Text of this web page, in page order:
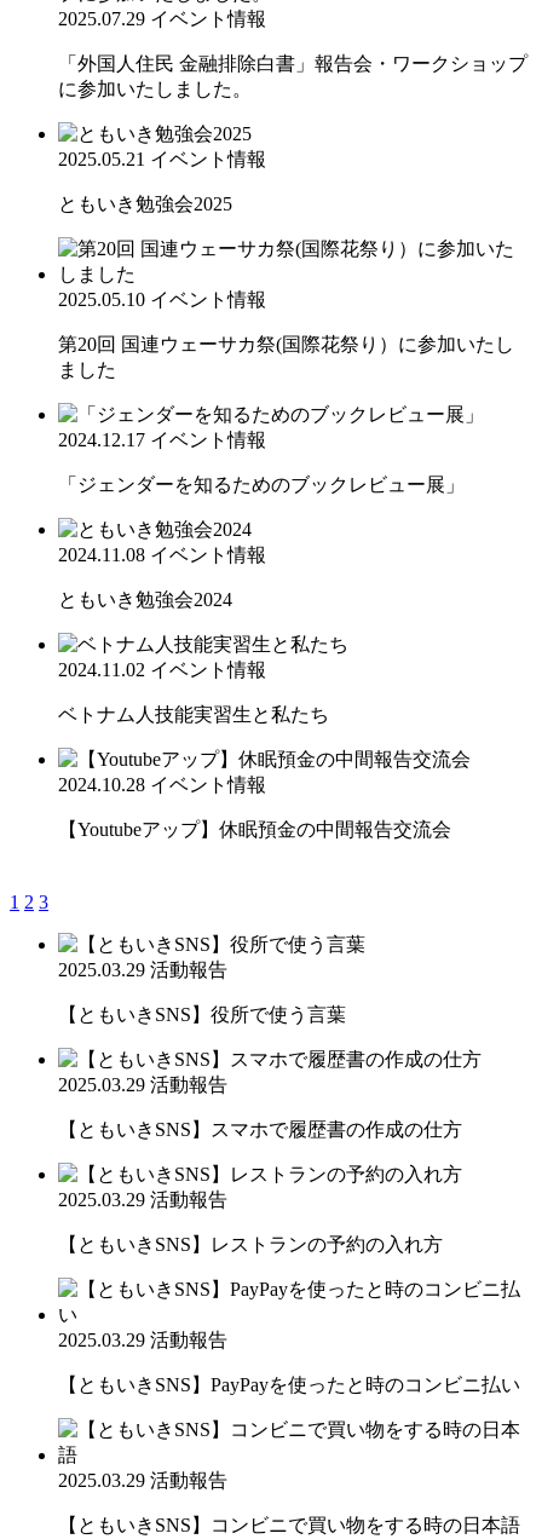
2025.07.29 イベント情報
「外国人住民 金融排除白書」報告会・ワークショップ
に参加いたしました。
2025.05.21 イベント情報
ともいき勉強会2025
2025.05.10 イベント情報
第20回 国連ウェーサカ祭(国際花祭り）に参加いたし
ました
2024.12.17 イベント情報
「ジェンダーを知るためのブックレビュー展」
2024.11.08 イベント情報
ともいき勉強会2024
2024.11.02 イベント情報
ベトナム人技能実習生と私たち
2024.10.28 イベント情報
【Youtubeアップ】休眠預金の中間報告交流会
1 2 3
2025.03.29 活動報告
【ともいきSNS】役所で使う言葉
2025.03.29 活動報告
【ともいきSNS】スマホで履歴書の作成の仕方
2025.03.29 活動報告
【ともいきSNS】レストランの予約の入れ方
2025.03.29 活動報告
【ともいきSNS】PayPayを使ったと時のコンビニ払い
2025.03.29 活動報告
【ともいきSNS】コンビニで買い物をする時の日本語